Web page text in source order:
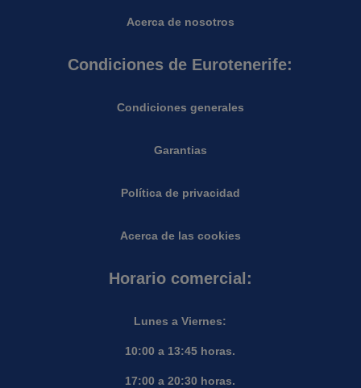
Acerca de nosotros
Condiciones de Eurotenerife:
Condiciones generales
Garantias
Política de privacidad
Acerca de las cookies
Horario comercial:
Lunes a Viernes:
10:00 a 13:45 horas.
17:00 a 20:30 horas.